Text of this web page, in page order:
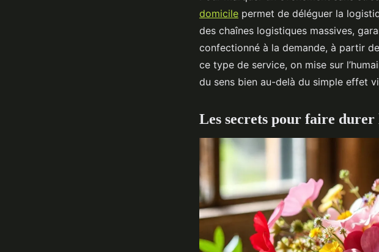
domicile permet de déléguer la
des chaînes logistiques massives,
confectionné à la demande, à partir
ce type de service, on mise sur
du sens bien au-delà du simple effet
Les secrets pour faire durer